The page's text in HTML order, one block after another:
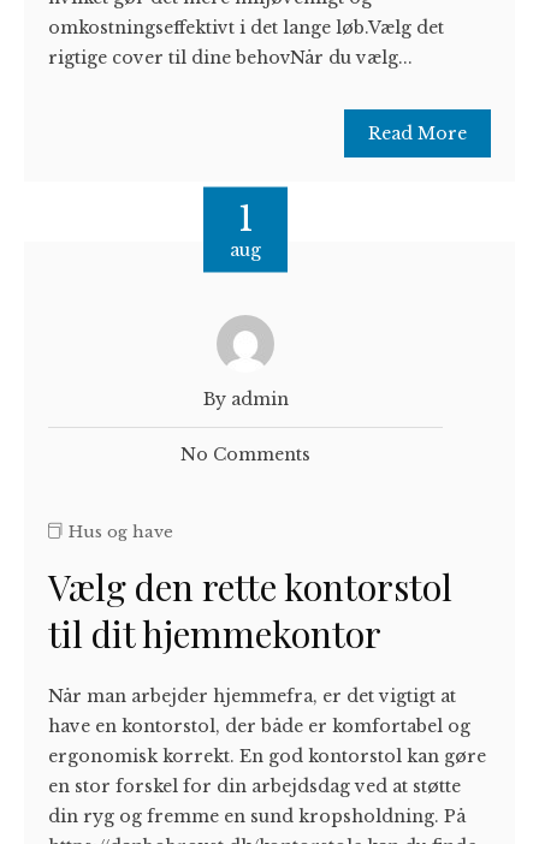
omkostningseffektivt i det lange løb.Vælg det
rigtige cover til dine behovNår du vælg...
Read More
1
aug
By admin
No Comments
Hus og have
Vælg den rette kontorstol
til dit hjemmekontor
Når man arbejder hjemmefra, er det vigtigt at
have en kontorstol, der både er komfortabel og
ergonomisk korrekt. En god kontorstol kan gøre
en stor forskel for din arbejdsdag ved at støtte
din ryg og fremme en sund kropsholdning. På